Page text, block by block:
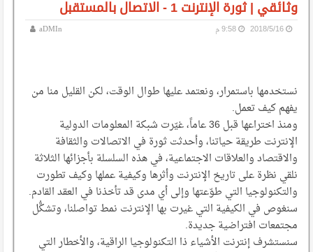
وثائقي | ثورة الإنترنت 1 - الاتصال بالمستقبل
aDMIn 16‏/5‏/2018 9:58 م
نستخدمها باستمرار، ونعتمد عليها طوال الوقت، لكن القليل منا من
يفهم كيف تعمل.
ومنذ اختراعها قبل 36 عاماً، غيّرت شبكة المعلومات الدولية
الإنترنت طريقة حياتنا، وأحدثت ثورة في الاتصالات والثقافة
والاقتصاد والعلاقات الاجتماعية، في هذه السلسلة بأجزائها الثلاثة
نلقي نظرة على تاريخ الإنترنت وأثرها وكيفية عملها وكيف تطورت
والتكنولوجيا التي طوّعتها وإلى أي مدى قد تأخذنا في العقد القادم.
سنغوص في الكيفية التي غيرت بها الإنترنت نمط تواصلنا، وتشكُّل
مجتمعات افتراضية جديدة.
سنستشرف إنترنت الأشياء ذا التكنولوجيا الراقية، والأخطار التي